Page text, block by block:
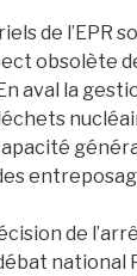
de l’EPR
obsolète
aval la
de
national